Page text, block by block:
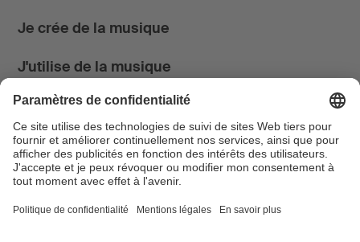
Je crée de la musique
J'utilise de la musique
News & Agenda
FONDATION SUISA ↗